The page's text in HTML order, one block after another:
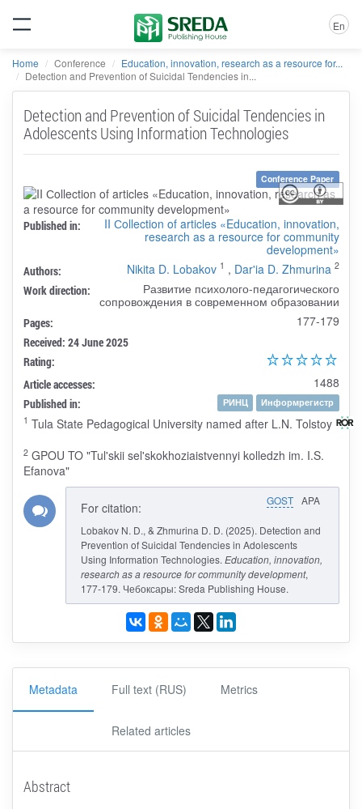
En
Home Conference
Education, innovation, research as a resource for...
Detection and Prevention of Suicidal Tendencies in...
Detection and Prevention of Suicidal Tendencies in
Adolescents Using Information Technologies
Conference Paper
Published in:
II Сollection of articles «Education, innovation,
research as a resource for community
development»
Authors: Nikita D. Lobakov 1 , Dar'ia D. Zhmurina 2
Work direction:
Развитие психолого-педагогического
сопровождения в современном образовании
Pages: 177-179
Received: 24 June 2025
Rating:
Article accesses:
1488
Published in: РИНЦ
Информрегистр
1 Tula State Pedagogical University named after L.N. Tolstoy
2GPOU TO "Tul'skii sel'skokhoziaistvennyi kolledzh im. I.S.
Efanova"
GOST APA
For citation:
Lobakov N. D., & Zhmurina D. D. (2025). Detection and
Prevention of Suicidal Tendencies in Adolescents
Using Information Technologies. Education, innovation,
research as a resource for community development,
177-179. Чебоксары: Sreda Publishing House.
Metadata Full text (RUS) Metrics
Related articles
Abstract